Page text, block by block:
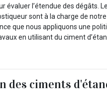
évaluer l’étendue des dégâts.
sont à la charge de
que nous appliquons une
en utilisant du ciment
des ciments